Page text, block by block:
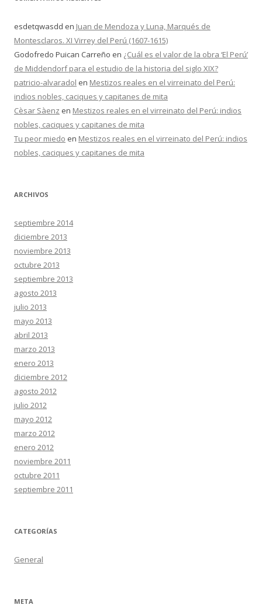
esdetqwasdd en Juan de Mendoza y Luna, Marqués de
Montesclaros. XI Virrey del Perú (1607-1615)
Godofredo Puican Carreño en ¿Cuál es el valor de la obra ‘El Perú’
de Middendorf para el estudio de la historia del siglo XIX?
patricio-alvaradol en Mestizos reales en el virreinato del Perú:
indios nobles, caciques y capitanes de mita
Cèsar Sàenz en Mestizos reales en el virreinato del Perú: indios
nobles, caciques y capitanes de mita
Tu peor miedo en Mestizos reales en el virreinato del Perú: indios
nobles, caciques y capitanes de mita
ARCHIVOS
septiembre 2014
diciembre 2013
noviembre 2013
octubre 2013
septiembre 2013
agosto 2013
julio 2013
mayo 2013
abril 2013
marzo 2013
enero 2013
diciembre 2012
agosto 2012
julio 2012
mayo 2012
marzo 2012
enero 2012
noviembre 2011
octubre 2011
septiembre 2011
CATEGORÍAS
General
META